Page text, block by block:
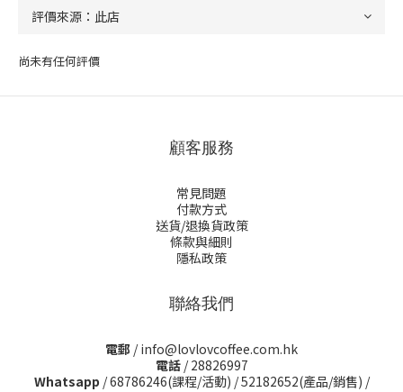
尚未有任何評價
顧客服務
常見問題
付款方式
送貨/退換貨政策
條款與細則
隱私政策
聯絡我們
電郵 / info@lovlovcoffee.com.hk
電話/ 28826997
Whatsapp /68786246(課程/活動) /52182652(產品/銷售) /